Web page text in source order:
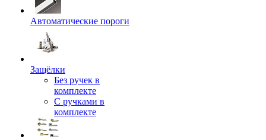
Автоматические пороги
Защёлки
Без ручек в
комплекте
С ручками в
комплекте